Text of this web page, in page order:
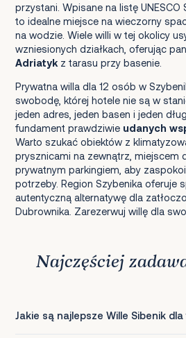
przystani. Wpisane na listę UNESCO
to idealne miejsce na wieczorny
na wodzie. Wiele willi w tej okolicy
wzniesionych działkach, oferując
Adriatyk z tarasu przy basenie.
Prywatna willa dla 12 osób w
swobodę, której hotele nie są w
jeden adres, jeden basen i jeden
fundament prawdziwie udanych
Warto szukać obiektów z
prysznicami na zewnątrz, miejscem
prywatnym parkingiem, aby
potrzeby. Region Szybenika oferuje
autentyczną alternatywę dla
Dubrownika. Zarezerwuj willę dla
Najczęściej
Jakie są najlepsze Wille Sibenik dla